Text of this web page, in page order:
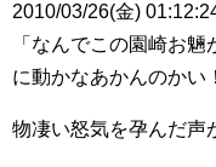
2010/03/26(金)
「なんでこの園崎お
に動かなあかんのかい
物凄い怒気を孕んだ声